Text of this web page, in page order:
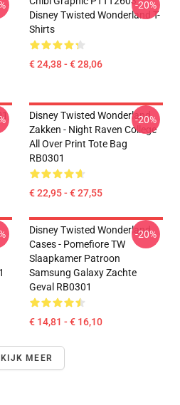
Disney Twisted Wonderland T-
Shirts
€ 24,38 - € 28,06
-20%
Disney Twisted Wonderland
Zakken - Night Raven College
All Over Print Tote Bag
RB0301
€ 22,95 - € 27,55
-20%
Disney Twisted Wonderland
Cases - Pomefiore TW
Slaapkamer Patroon
Samsung Galaxy Zachte
Geval RB0301
€ 14,81 - € 16,10
-20%
MEER